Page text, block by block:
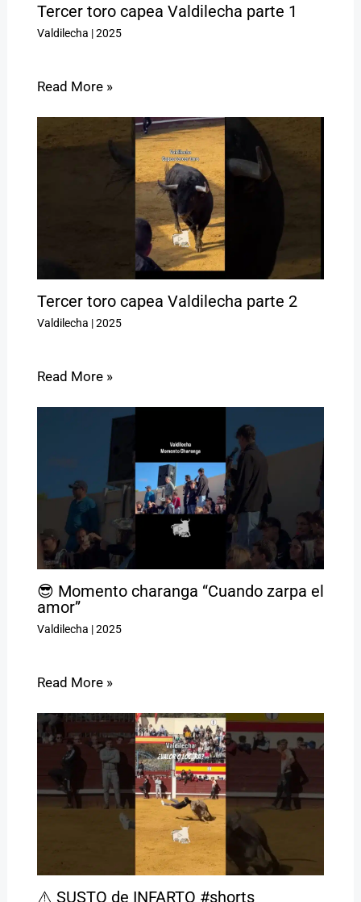
Tercer toro capea Valdilecha parte 1
Valdilecha |2025
Read More »
Tercer toro capea Valdilecha parte 2
Valdilecha |2025
Read More »
😎 Momento charanga “Cuando zarpa el
amor”
Valdilecha |2025
Read More »
⚠️ SUSTO de INFARTO #shorts